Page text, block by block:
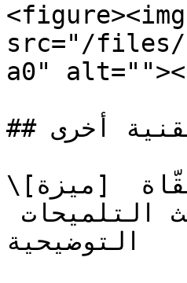
<figure><img
src="/files/
a0"
## تحسينات تقنية أخرى
\[ميزة] وضع مجموعات البيانات المجمعة غير المنقّاة
التوضيحية